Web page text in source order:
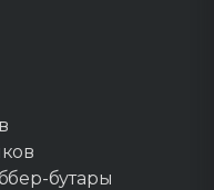
бутары